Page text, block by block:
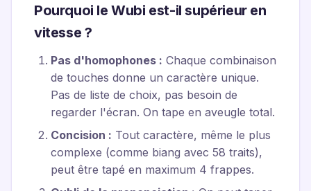
Pourquoi le Wubi est-il supérieur en
vitesse ?
Pas d'homophones : Chaque combinaison
de touches donne un caractère unique.
Pas de liste de choix, pas besoin de
regarder l'écran. On tape en aveugle total.
Concision : Tout caractère, même le plus
complexe (comme biang avec 58 traits),
peut être tapé en maximum 4 frappes.